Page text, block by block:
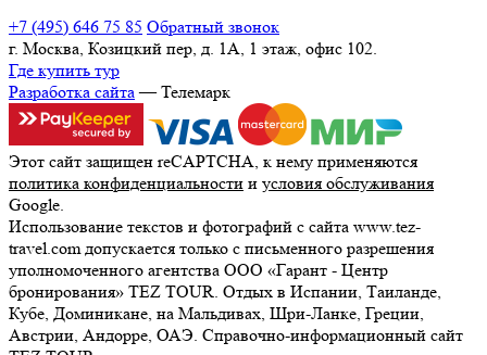
+7 (495) 646 75 85 Обратный звонок
г. Москва, Козицкий пер, д. 1А, 1 этаж, офис 102.
Где купить тур
Разработка сайта— Телемарк
Этот сайт защищен reCAPTCHA, к нему применяются
политика конфиденциальности и условия обслуживания
Google.
Использование текстов и фотографий с сайта www.tez-
travel.com допускается только с письменного разрешения
уполномоченного агентства ООО «Гарант - Центр
бронирования» TEZ TOUR. Отдых в Испании, Таиланде,
Кубе, Доминикане, на Мальдивах, Шри-Ланке, Греции,
Австрии, Андорре, ОАЭ. Справочно-информационный сайт